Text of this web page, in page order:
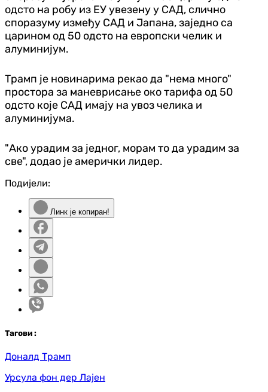
одсто на робу из ЕУ увезену у САД, слично
споразуму између САД и Јапана, заједно са
царином од 50 одсто на европски челик и
алуминијум.
Трамп је новинарима рекао да "нема много"
простора за маневрисање око тарифа од 50
одсто које САД имају на увоз челика и
алуминијума.
"Ако урадим за једног, морам то да урадим за
све", додао је амерички лидер.
Подијели:
Линк је копиран!
Тагови :
Доналд Трамп
Урсула фон дер Лајен